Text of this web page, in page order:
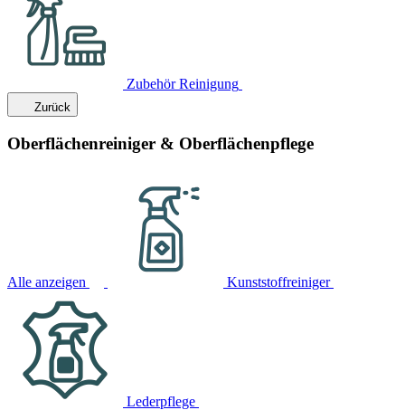
Zubehör Reinigung
Zurück
Oberflächenreiniger & Oberflächenpflege
Alle anzeigen Kunststoffreiniger
Lederpflege